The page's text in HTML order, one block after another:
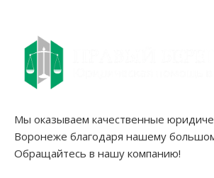
Мы оказываем качественные
Воронеже благодаря нашему
Обращайтесь в нашу компанию!